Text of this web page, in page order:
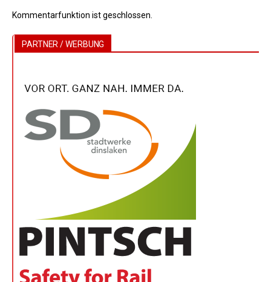
Kommentarfunktion ist geschlossen.
PARTNER / WERBUNG